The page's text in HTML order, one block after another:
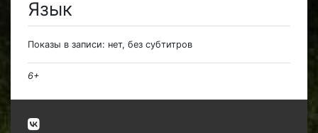
Язык
Показы в записи: нет, без субтитров
6+